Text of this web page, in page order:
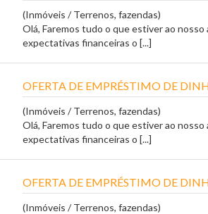
(Inmóveis / Terrenos, fazendas)
Olá, Faremos tudo o que estiver ao nosso
expectativas financeiras o [...]
OFERTA DE EMPRÉSTIMO DE
(Inmóveis / Terrenos, fazendas)
Olá, Faremos tudo o que estiver ao nosso
expectativas financeiras o [...]
OFERTA DE EMPRÉSTIMO DE
(Inmóveis / Terrenos, fazendas)